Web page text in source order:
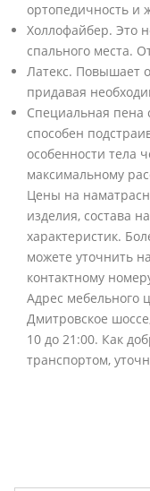
ортопедичность и
Холлофайбер. Это
спального места.
Латекс. Повышает
придавая
Специальная пена
способен
особенности тела
максимальному
Цены на
изделия, состава
характеристик.
можете уточнить
контактному
Адрес мебельного
Дмитровское
10 до 21:00. Как
транспортом,